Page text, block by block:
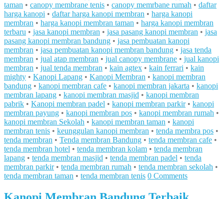
taman • canopy membrane tenis • canopy memrbane rumah • daftar
harga kanopi • daftar harga kanopi membran • harga kanopi
membran • harga kanopi membran taman • harga kanopi membran
terbaru • jasa kanopi membran • jasa pasang kanopi membran • jasa
pasang kanopi membran bandung • jasa pembuatan kanopi
membran • jasa pembuatan kanopi membran bandung • jasa tenda
membran • jual atap membran • jual canopy membrane • jual kanopi
membran • jual tenda membran • kain agtex • kain ferrari • kain
mighty • Kanopi Lapang • Kanopi Membran • kanopi membran
bandung • kanopi membran cafe • kanopi membran jakarta • kanopi
membran lapang • kanopi membran masjid • kanopi membran
pabrik • Kanopi membran padel • kanopi membran parkir• kanopi
membran payung • kanopi membran pos • kanopi membran rumah •
kanopi membran Sekolah • kanopi membran taman • kanopi
membran tenis • keunggulan kanopi membran • tenda membra pos •
tenda membran • Tenda membran Bandung • tenda membran cafe •
tenda membran hotel • tenda membran kolam • tenda membran
lapang • tenda membran masjid • tenda membran padel • tenda
membran parkir• tenda membran rumah • tenda membran sekolah •
tenda membran taman • tenda membran tenis 0 Comments